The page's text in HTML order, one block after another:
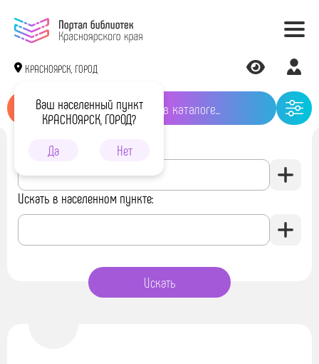
КРАСНОЯРСК, ГОРОД
Ваш населенный пункт
КРАСНОЯРСК, ГОРОД?
Да
Нет
Искать в библиотеке:
Искать в населенном пункте: